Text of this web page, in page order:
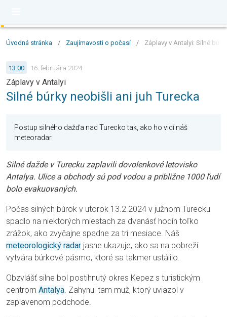
Úvodná stránka / Zaujímavosti o počasí / Záplavy v Antalyi: Silné
13:00 16. februára 2024
Záplavy v Antalyi
Silné búrky neobišli ani juh Turecka
Postup silného dažďa nad Turecko tak, ako ho vidí náš
meteoradar.
Silné dažde v Turecku zaplavili dovolenkové letovisko
Antalya. Ulice a obchody sú pod vodou a približne 1000 ľudí
bolo evakuovaných.
Počas silných búrok v utorok 13.2.2024 v južnom Turecku
spadlo na niektorých miestach za dvanásť hodín toľko
zrážok, ako zvyčajne spadne za tri mesiace. Náš
meteorologický radar jasne ukazuje, ako sa na pobreží
vytvára búrkové pásmo, ktoré sa takmer ustálilo.
Obzvlášť silne bol postihnutý okres Kepez s turistickým
centrom Antalya. Zahynul tam muž, ktorý uviazol v
zaplavenom podchode.